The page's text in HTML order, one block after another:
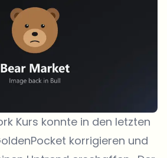
Kurs konnte in den letzten
korrigieren und